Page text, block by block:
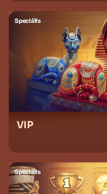
Speciális
VIP
Speciális